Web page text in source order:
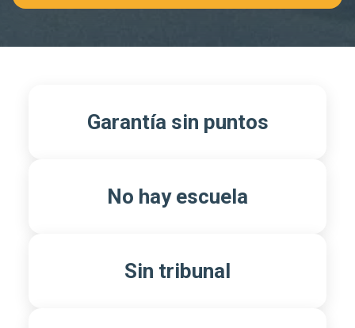
Garantía sin puntos
No hay escuela
Sin tribunal